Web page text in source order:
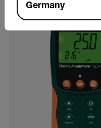
Germany